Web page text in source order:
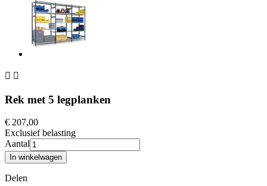
 
Rek met 5 legplanken
€ 207,00
Exclusief belasting
Aantal
In winkelwagen
Delen